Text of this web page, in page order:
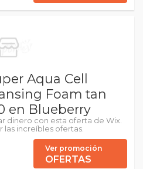
Aqua Cell
Foam tan
en Blueberry
dinero con esta oferta de Wix.
las increíbles ofertas.
Ver promoción
OFERTAS